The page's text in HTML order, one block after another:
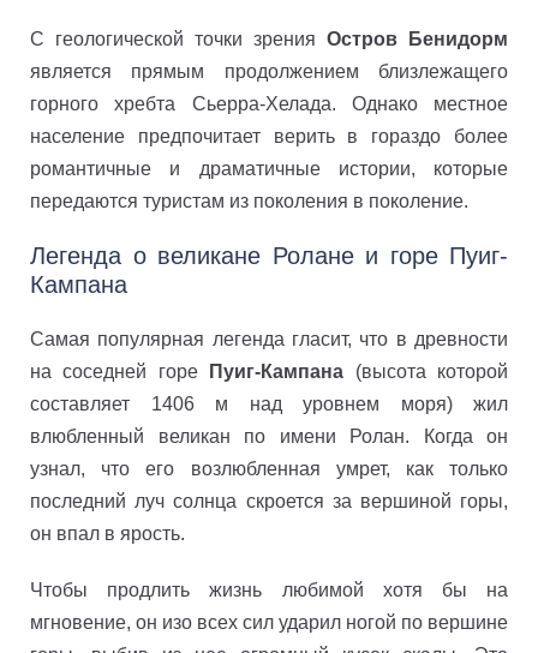
С геологической точки зрения Остров Бенидорм
является прямым продолжением близлежащего
горного хребта Сьерра-Хелада. Однако местное
население предпочитает верить в гораздо более
романтичные и драматичные истории, которые
передаются туристам из поколения в поколение.
Легенда о великане Ролане и горе Пуиг-
Кампана
Самая популярная легенда гласит, что в древности
на соседней горе
Пуиг-Кампана (высота которой
составляет 1406 м над уровнем моря) жил
влюбленный великан по имени Ролан. Когда он
узнал, что его возлюбленная умрет, как только
последний луч солнца скроется за вершиной горы,
он впал в ярость.
Чтобы продлить жизнь любимой хотя бы на
мгновение, он изо всех сил ударил ногой по вершине